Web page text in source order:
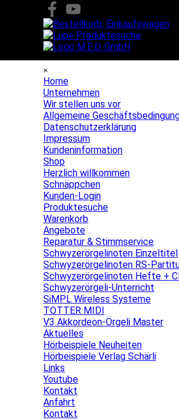
Direkt zum Seiteninhalt
Menü überspringen
×
Home
Unternehmen
Wir stellen uns vor
Allgemeine
Datenschutzerklärung
Impressum
Kundeninformation
Shop
Herzlich willkommen
Schnäppchen
Kunden-Login
Produktesuche
Warenkorb
Angebote
Reparatur & Stimmservice
Schwyzerörgelinoten Einzeltitel
Schwyzerörgelinoten RS-
Schwyzerörgelinoten Hefte +
Schwyzerörgeli-Unterricht
SiMPL Wireless Systeme
TOTTER MIDI
V3 Akkordeon-Örgeli Master
Aktuelles
Hörbeispiele Neuheiten
Hörbeispiele Verlag Schärli
Links
Youtube
Kontakt
Anfahrt
Kontakt